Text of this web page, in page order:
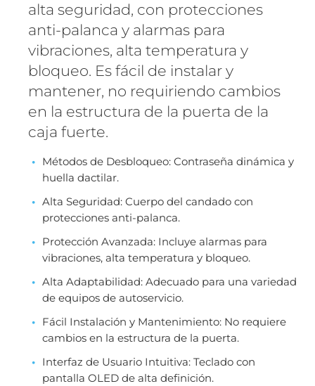
alta seguridad, con protecciones
anti-palanca y alarmas para
vibraciones, alta temperatura y
bloqueo. Es fácil de instalar y
mantener, no requiriendo cambios
en la estructura de la puerta de la
caja fuerte.
Métodos de Desbloqueo: Contraseña dinámica y
huella dactilar.
Alta Seguridad: Cuerpo del candado con
protecciones anti-palanca.
Protección Avanzada: Incluye alarmas para
vibraciones, alta temperatura y bloqueo.
Alta Adaptabilidad: Adecuado para una variedad
de equipos de autoservicio.
Fácil Instalación y Mantenimiento: No requiere
cambios en la estructura de la puerta.
Interfaz de Usuario Intuitiva: Teclado con
pantalla OLED de alta definición.